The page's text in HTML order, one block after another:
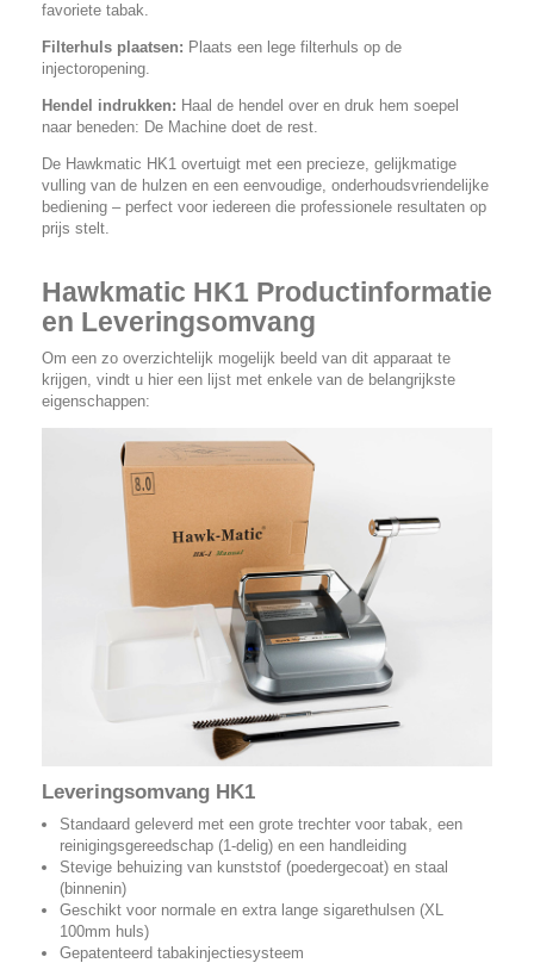
favoriete tabak.
Filterhuls plaatsen: Plaats een lege filterhuls op de
injectoropening.
Hendel indrukken: Haal de hendel over en druk hem soepel
naar beneden: De Machine doet de rest.
De Hawkmatic HK1 overtuigt met een precieze, gelijkmatige
vulling van de hulzen en een eenvoudige, onderhoudsvriendelijke
bediening – perfect voor iedereen die professionele resultaten op
prijs stelt.
Hawkmatic HK1 Productinformatie
en Leveringsomvang
Om een zo overzichtelijk mogelijk beeld van dit apparaat te
krijgen, vindt u hier een lijst met enkele van de belangrijkste
eigenschappen:
Leveringsomvang HK1
Standaard geleverd met een grote trechter voor tabak, een
reinigingsgereedschap (1-delig) en een handleiding
Stevige behuizing van kunststof (poedergecoat) en staal
(binnenin)
Geschikt voor normale en extra lange sigarethulsen (XL
100mm huls)
Gepatenteerd tabakinjectiesysteem